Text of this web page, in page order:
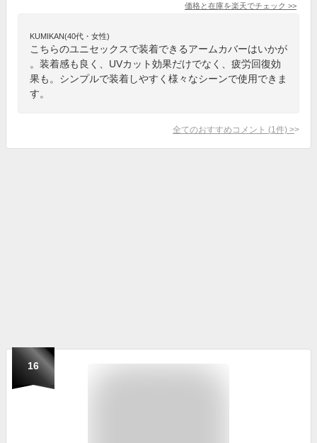
価格と在庫を楽天でチェック >>
KUMIKAN(40代・女性)
こちらのユニセックスで装着できるアームカバーはいかが
。装着感も良く、UVカット効果だけでなく、疲労回復効
果も。シンプルで装着しやすく様々なシーンで使用できま
す。
全てのおすすめコメント (1 件) >
16